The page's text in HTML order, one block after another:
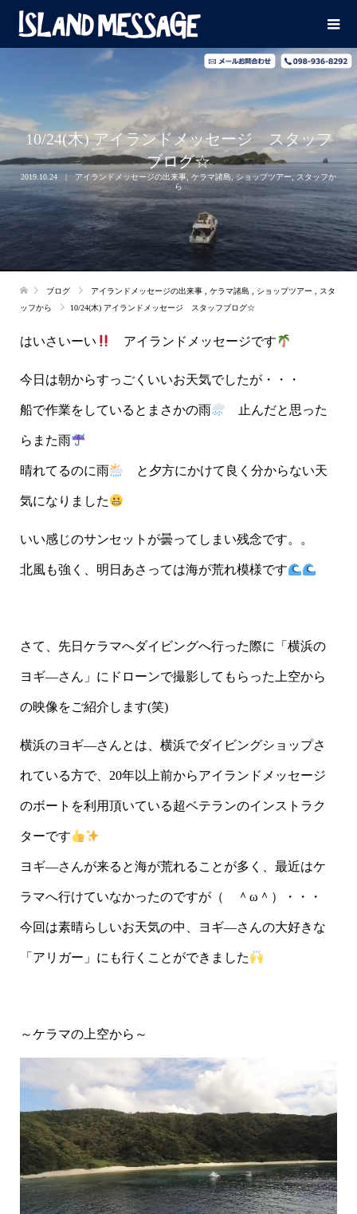
10/24(木) アイランドメッセージ スタッフ
ブログ☆
2019.10.24 アイランドメッセージの出来事 ケラマ諸島 ショップツアー
スタッフか
ら
ブログ アイランドメッセージの出来事 ケラマ諸島 ショップツアー
スタ
ッフから
10/24(木) アイランドメッセージ スタッフブログ☆
はいさいーい アイランドメッセージです
今日は朝からすっごくいいお天気でしたが・・・
船で作業をしているとまさかの雨 止んだと思った
らまた雨
晴れてるのに雨 と夕方にかけて良く分からない天
気になりました
いい感じのサンセットが曇ってしまい残念です。。
北風も強く、明日あさっては海が荒れ模様です
さて、先日ケラマへダイビングへ行った際に「横浜の
ヨギ―さん」にドローンで撮影してもらった上空から
の映像をご紹介します(笑)
横浜のヨギ―さんとは、横浜でダイビングショップさ
れている方で、20年以上前からアイランドメッセージ
のボートを利用頂いている超ベテランのインストラク
ターです
ヨギ―さんが来ると海が荒れることが多く、最近はケ
ラマへ行けていなかったのですが（ ＾ω＾）・・・
今回は素晴らしいお天気の中、ヨギ―さんの大好きな
「アリガー」にも行くことができました
～ケラマの上空から～